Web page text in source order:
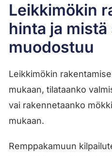
Leikkimökin
hinta ja
muodostuu
Leikkimökin
mukaan, tilataanko
vai rakennetaanko
mukaan.
Remppakamuun